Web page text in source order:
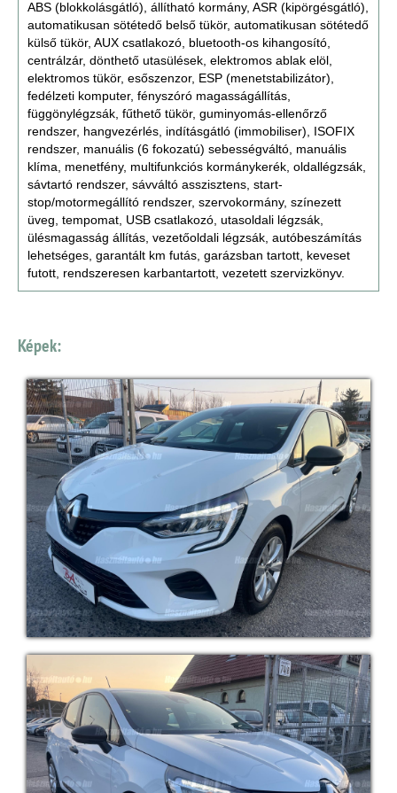
ABS (blokkolásgátló), állítható kormány, ASR (kipörgésgátló),
automatikusan sötétedő belső tükör, automatikusan sötétedő
külső tükör, AUX csatlakozó, bluetooth-os kihangosító,
centrálzár, dönthető utasülések, elektromos ablak elöl,
elektromos tükör, esőszenzor, ESP (menetstabilizátor),
fedélzeti komputer, fényszóró magasságállítás,
függönylégzsák, fűthető tükör, guminyomás-ellenőrző
rendszer, hangvezérlés, indításgátló (immobiliser), ISOFIX
rendszer, manuális (6 fokozatú) sebességváltó, manuális
klíma, menetfény, multifunkciós kormánykerék, oldallégzsák,
sávtartó rendszer, sávváltó asszisztens, start-
stop/motormegállító rendszer, szervokormány, színezett
üveg, tempomat, USB csatlakozó, utasoldali légzsák,
ülésmagasság állítás, vezetőoldali légzsák, autóbeszámítás
lehetséges, garantált km futás, garázsban tartott, keveset
futott, rendszeresen karbantartott, vezetett szervizkönyv.
Képek: